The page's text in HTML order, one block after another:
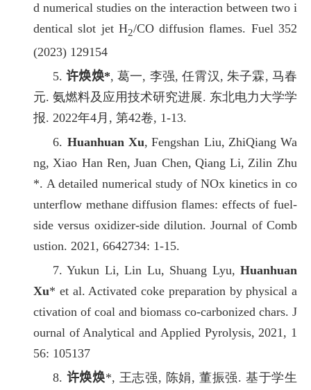
d numerical studies on the interaction between two i
dentical slot jet H2/CO diffusion flames. Fuel 352
(2023) 129154
5.许焕焕*, 葛一, 李强, 任霄汉, 朱子霖, 马春
元. 氨燃料及应用技术研究进展. 东北电力大学学
报. 2022年4月, 第42卷, 1-13.
6. Huanhuan Xu, Fengshan Liu, ZhiQiang Wa
ng, Xiao Han Ren, Juan Chen, Qiang Li, Zilin Zhu
*. A detailed numerical study of NOx kinetics in co
unterflow methane diffusion flames: effects of fuel-
side versus oxidizer-side dilution. Journal of Comb
ustion. 2021, 6642734: 1-15.
7. Yukun Li, Lin Lu, Shuang Lyu, Huanhuan
Xu* et al. Activated coke preparation by physical a
ctivation of coal and biomass co-carbonized chars. J
ournal of Analytical and Applied Pyrolysis, 2021, 1
56: 105137
8. 许焕焕*, 王志强, 陈娟, 董振强. 基于学生